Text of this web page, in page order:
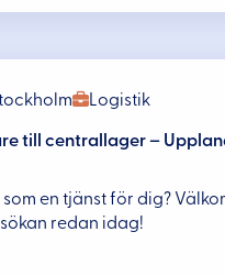
Logistik
till centrallager –
en tjänst för dig?
redan idag!